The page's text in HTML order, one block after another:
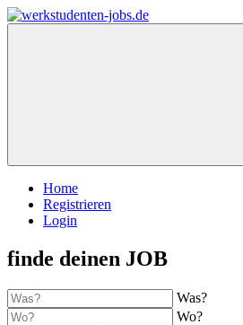
Home
Registrieren
Login
finde deinen JOB
Was?
Wo?